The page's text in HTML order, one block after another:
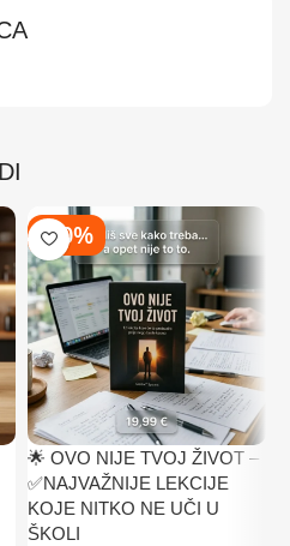
-50%
🌟 OVO NIJE TVOJ ŽIVOT –
✅NAJVAŽNIJE LEKCIJE
KOJE NITKO NE UČI U
ŠKOLI